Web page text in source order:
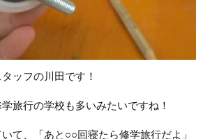
ッフの川田です！
旅行の学校も多いみたいですね！
て、「あと○○回寝たら修学旅行だよ」